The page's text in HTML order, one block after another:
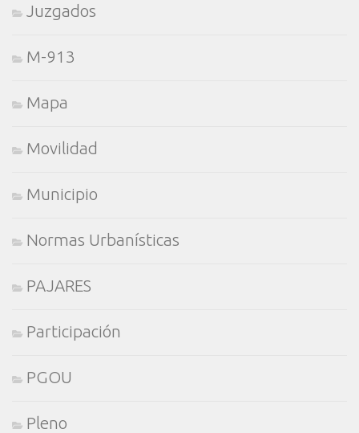
Juzgados
M-913
Mapa
Movilidad
Municipio
Normas Urbanísticas
PAJARES
Participación
PGOU
Pleno